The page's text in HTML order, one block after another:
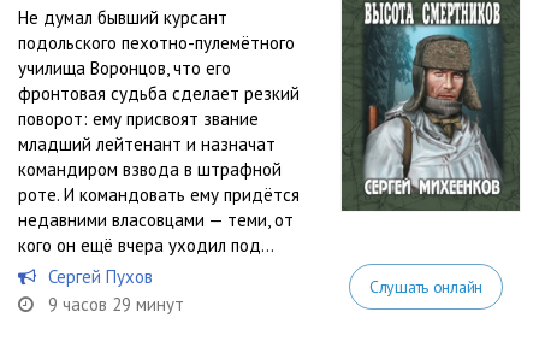
Не думал бывший курсант
подольского пехотно-пулемётного
училища Воронцов, что его
фронтовая судьба сделает резкий
поворот: ему присвоят звание
младший лейтенант и назначат
командиром взвода в штрафной
роте. И командовать ему придётся
недавними власовцами — теми, от
кого он ещё вчера уходил под...
Сергей Пухов
9 часов 29 минут
Слушать онлайн